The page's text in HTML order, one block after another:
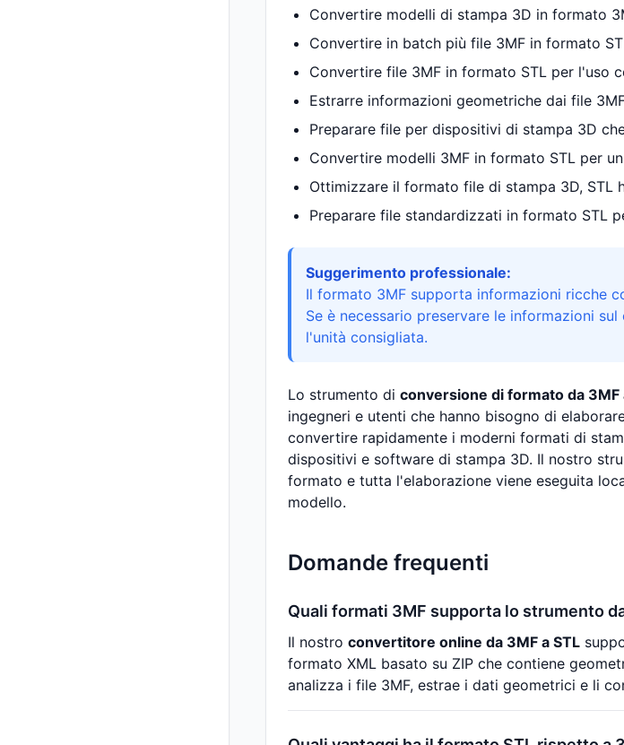
Convertire modelli di stampa 3D in formato
Convertire in batch più file 3MF in formato
Convertire file 3MF in formato STL per l'uso
Estrarre informazioni geometriche dai file
Preparare file per dispositivi di stampa 3D
Convertire modelli 3MF in formato STL per
Ottimizzare il formato file di stampa 3D, STL
Preparare file standardizzati in formato STL
Suggerimento professionale:
Il formato 3MF supporta informazioni ricche
Se è necessario preservare le informazioni
l'unità consigliata.
Lo strumento di conversione di formato da 3MF
ingegneri e utenti che hanno bisogno di
convertire rapidamente i moderni formati di
dispositivi e software di stampa 3D. Il nostro
formato e tutta l'elaborazione viene eseguita
modello.
Domande frequenti
Quali formati 3MF supporta lo strumento
Il nostro convertitore online da 3MF a STL
formato XML basato su ZIP che contiene
analizza i file 3MF, estrae i dati geometrici e li